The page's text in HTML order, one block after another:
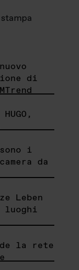
di
sono i
da
Leben
luoghi
la rete